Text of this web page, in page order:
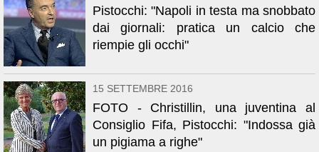
Pistocchi: "Napoli in testa ma snobbato
dai giornali: pratica un calcio che
riempie gli occhi"
15 SETTEMBRE 2016
FOTO - Christillin, una juventina al
Consiglio Fifa, Pistocchi: "Indossa già
un pigiama a righe"